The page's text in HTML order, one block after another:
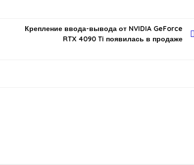
Крепление ввода-вывода от NVIDIA GeForce
RTX 4090 Ti появилась в продаже